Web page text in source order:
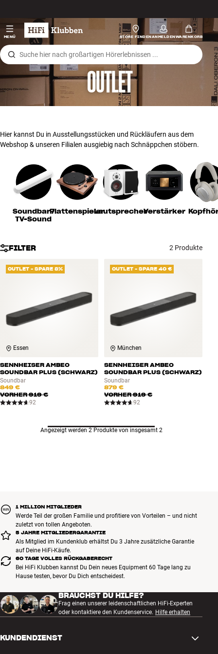
MENÜ STORE FINDENANMELDENWARENKORB
Hi-Fi
Lautsprecher
Plattenspieler
Kopfhörer
Surround
Systeme
Kabel
INSPIRATION
MARKEN
NEUHEITEN
ANGEBOTE
Store Finden
Anmelden
Kundendienst
Bauen mit Klang
OUTLET
Hier kannst Du in Ausstellungsstücken und Rückläufern aus dem
Webshop & unseren Filialen ausgiebig nach Schnäppchen stöbern.
Soundbar /
TV-Sound
PlattenspielerLautsprecherVerstärker
FILTER 2 Produkte
OUTLET - SPARE 8%
Essen
SENNHEISER AMBEO
SOUNDBAR PLUS (SCHWARZ)
Soundbar
849 €
VORHER919 €
92
OUTLET - SPARE 40 €
München
SENNHEISER AMBEO
SOUNDBAR PLUS (SCHWARZ)
Soundbar
879 €
VORHER919 €
92
Angezeigt werden 2 Produkte von insgesamt 2
1 MILLION MITGLIEDER
Werde Teil der großen Familie und profitiere von Vorteilen – und nicht
zuletzt von tollen Angeboten.
5 JAHRE MITGLIEDERGARANTIE
Als Mitglied im Kundenklub erhältst Du 3 Jahre zusätzliche Garantie
auf Deine HiFi-Käufe.
60 TAGE VOLLES RÜCKGABERECHT
Bei HiFi Klubben kannst Du Dein neues Equipment 60 Tage lang zu
Hause testen, bevor Du Dich entscheidest.
BRAUCHST DU HILFE?
Frag einen unserer leidenschaftlichen HiFi-Experten
oder kontaktiere den Kundenservice. Hilfe erhalten
KUNDENDIENST